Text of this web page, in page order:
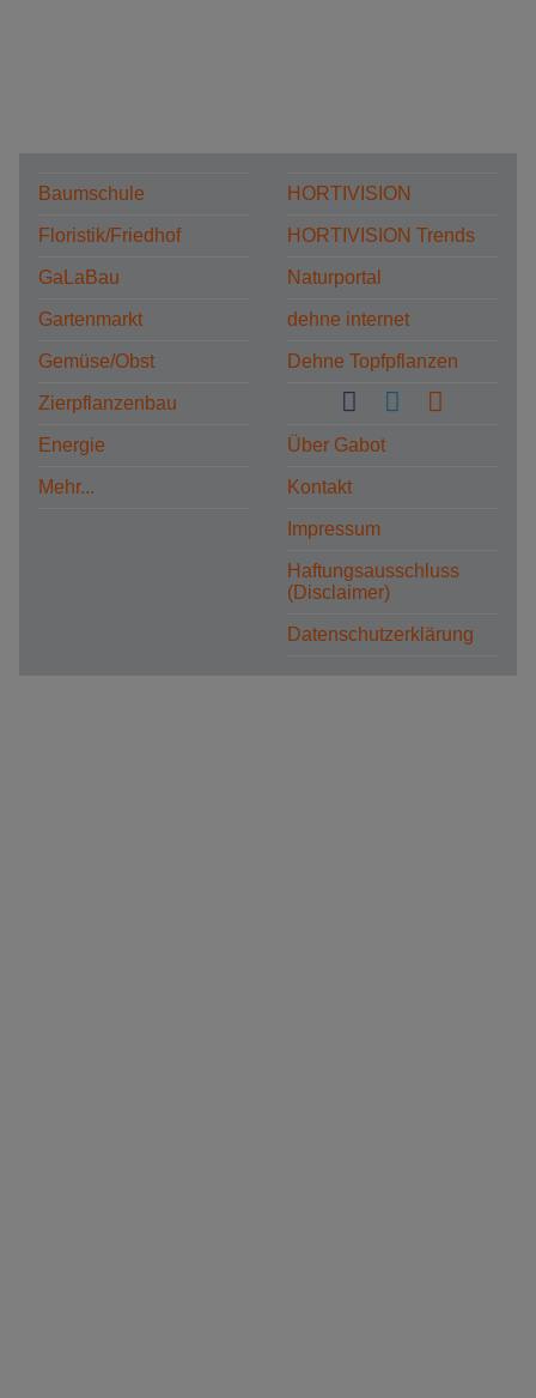
Baumschule
Floristik/Friedhof
GaLaBau
Gartenmarkt
Gemüse/Obst
Zierpflanzenbau
Energie
Mehr...
HORTIVISION
HORTIVISION Trends
Naturportal
dehne internet
Dehne Topfpflanzen
Über Gabot
Kontakt
Impressum
Haftungsausschluss
(Disclaimer)
Datenschutzerklärung